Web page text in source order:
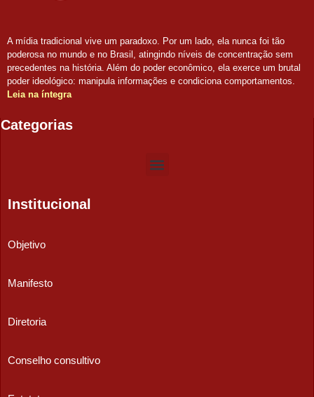
A mídia tradicional vive um paradoxo. Por um lado, ela nunca foi tão
poderosa no mundo e no Brasil, atingindo níveis de concentração sem
precedentes na história. Além do poder econômico, ela exerce um brutal
poder ideológico: manipula informações e condiciona comportamentos.
Leia na íntegra
Categorias
Institucional
Objetivo
Manifesto
Diretoria
Conselho consultivo